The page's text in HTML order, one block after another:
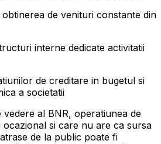
de venituri constante din
interne dedicate activitatii
de creditare in bugetul si
a societatii
al BNR, operatiunea de
si care nu are ca sursa
de la public poate fi